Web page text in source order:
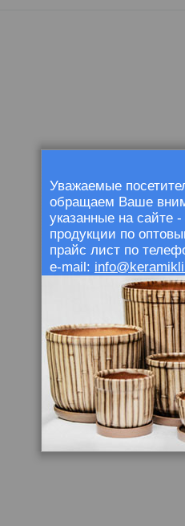
Уважаемые
обращаем Ваше
указанные на сайте
продукции по
прайс лист по
e-mail: